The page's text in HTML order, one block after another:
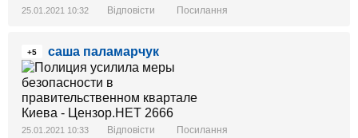
25.01.2021 10:32 Відповісти Посилання
+5 саша паламарчук
25.01.2021 10:33 Відповісти Посилання